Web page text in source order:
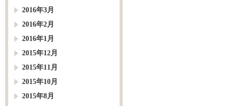
2016年3月
2016年2月
2016年1月
2015年12月
2015年11月
2015年10月
2015年8月